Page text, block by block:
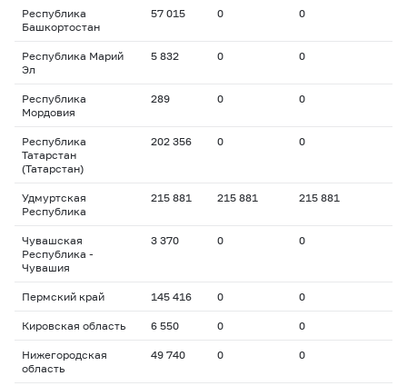
Республика
Башкортостан
57 015 0 0
Республика Марий
Эл
5 832 0 0
Республика
Мордовия
289 0 0
Республика
Татарстан
(Татарстан)
202 356 0 0
Удмуртская
Республика
215 881 215 881 215 881
Чувашская
Республика -
Чувашия
3 370 0 0
Пермский край 145 416 0 0
Кировская область 6 550 0 0
Нижегородская
область
49 740 0 0